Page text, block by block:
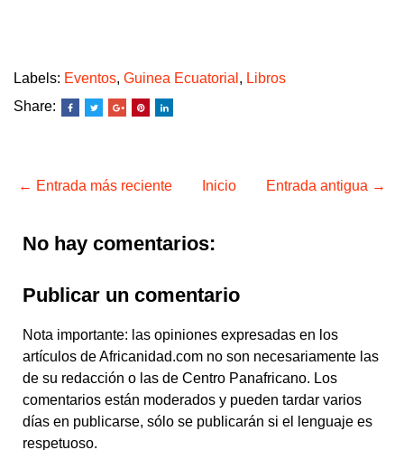
Labels: Eventos, Guinea Ecuatorial , Libros
Share:
← Entrada más reciente Entrada antigua →
Inicio
No hay comentarios:
Publicar un comentario
Nota importante: las opiniones expresadas en los
artículos de Africanidad.com no son necesariamente las
de su redacción o las de Centro Panafricano. Los
comentarios están moderados y pueden tardar varios
días en publicarse, sólo se publicarán si el lenguaje es
respetuoso.